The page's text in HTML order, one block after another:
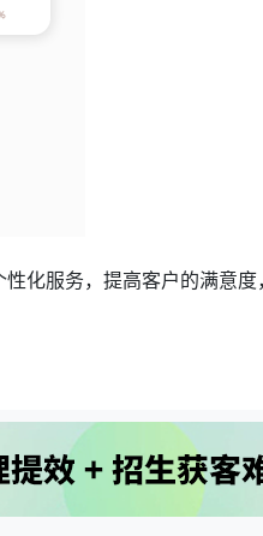
化服务，提高客户的满意度